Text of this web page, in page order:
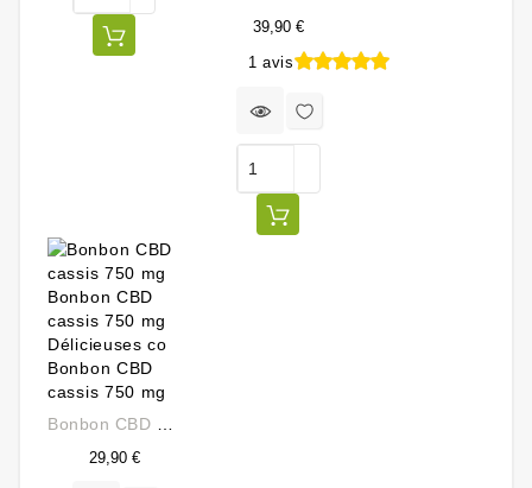
39,90 €
1 avis
29,90 €Prix